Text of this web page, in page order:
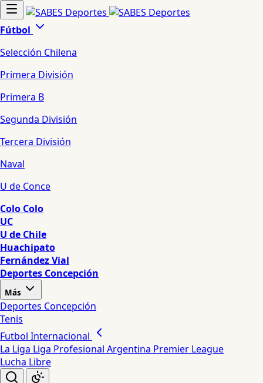
Fútbol
Selección Chilena
Primera División
Primera B
Segunda División
Tercera División
Naval
U de Conce
Colo Colo
UC
U de Chile
Huachipato
Fernández Vial
Deportes Concepción
Más
Deportes Concepción
Tenis
Futbol Internacional
La Liga Liga Profesional Argentina Premier League
Lucha Libre